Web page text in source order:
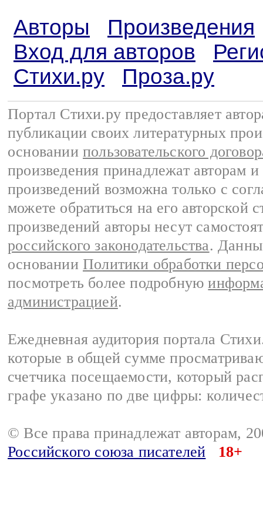
Авторы
Произведения
Вход для авторов
Стихи.ру
Проза.ру
Портал Стихи.ру предоставляет
публикации своих литературных
основании пользовательского
произведения принадлежат авторам
произведений возможна только с
можете обратиться на его авторской
произведений авторы несут
российского законодательства.
основании Политики обработки
посмотреть более подробную
администрацией.
Ежедневная аудитория портала
которые в общей сумме
счетчика посещаемости, который
графе указано по две цифры:
© Все права принадлежат авторам,
Российского союза писателей
18+